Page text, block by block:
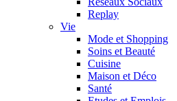
Replay
Vie
Mode et Shopping
Soins et Beauté
Cuisine
Maison et Déco
Santé